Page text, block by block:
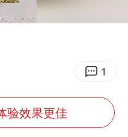
：股票交易异常波动
一杯奶茶到底有多火
求职万岁山NPC成功
东航：国内客票提前14天免费退改
1
验效果更佳